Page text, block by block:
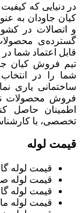
در دنیایی که
کیان جاودان به
و اتصالات در
گسترده‌‌ی
قابل اعتماد شما
تیم فروش کیان
شما را در
ساختمانی یاری
فروش محصولات
اطمینان حاصل
تخصصی، با
قیمت لوله
قیمت لوله
قیمت لوله
قیمت لوله
قیمت لوله